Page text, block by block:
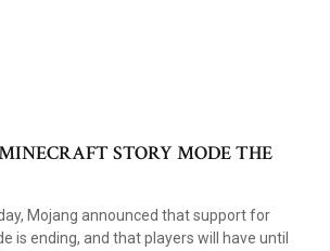
STORY MODE THE
Mojang announced that support for
is ending, and that players will have until